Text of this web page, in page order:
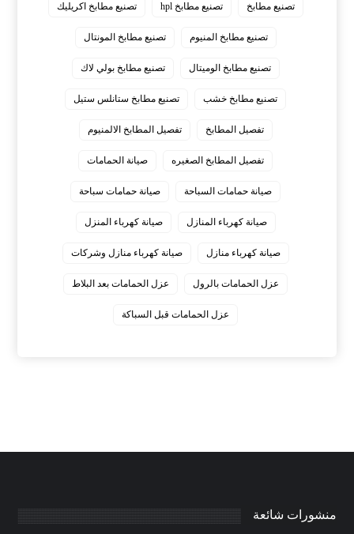
تصنيع مطابخ تصنيع مطابخ hpl تصنيع مطابخ اكريليك
تصنيع مطابخ المنيوم تصنيع مطابخ المونتال
تصنيع مطابخ الوميتال تصنيع مطابخ بولي لاك
تصنيع مطابخ خشب تصنيع مطابخ ستانلس ستيل
تفصيل المطابخ تفصيل المطابخ الالمنيوم
تفصيل المطابخ الصغيره صيانة الحمامات
صيانة حمامات السباحة صيانة حمامات سباحة
صيانة كهرباء المنازل صيانة كهرباء المنزل
صيانة كهرباء منازل صيانة كهرباء منازل وشركات
عزل الحمامات بالرول عزل الحمامات بعد البلاط
عزل الحمامات قبل السباكة
منشورات شائعة